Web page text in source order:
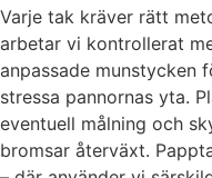
Varje tak kräver rätt
arbetar vi kontrollerat
anpassade munstycken
stressa pannornas yta.
eventuell målning och
bromsar återväxt.